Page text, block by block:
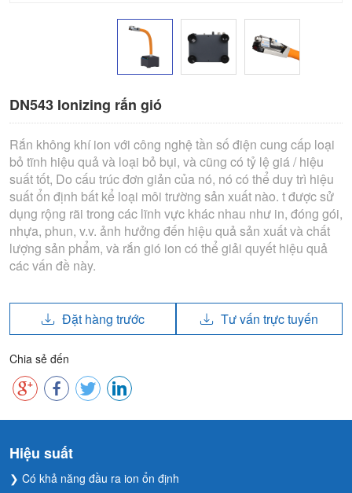
DN543 Ionizing rắn gió
Rắn không khí ion với công nghệ tần số điện cung cấp loại
bỏ tĩnh hiệu quả và loại bỏ bụi, và cũng có tỷ lệ giá / hiệu
suất tốt, Do cấu trúc đơn giản của nó, nó có thể duy trì hiệu
suất ổn định bất kể loại môi trường sản xuất nào. t được sử
dụng rộng rãi trong các lĩnh vực khác nhau như in, đóng gói,
nhựa, phun, v.v. ảnh hưởng đến hiệu quả sản xuất và chất
lượng sản phẩm, và rắn gió ion có thể giải quyết hiệu quả
các vấn đề này.
Đặt hàng trước Tư vấn trực tuyến
Chia sẻ đến
Hiệu suất
❯ Có khả năng đầu ra ion ổn định